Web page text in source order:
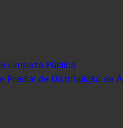
Limpeza Pública
Predial de Distribuição de